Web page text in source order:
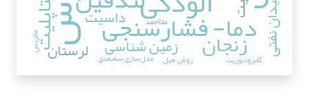
دما- فشارسنجی
متاپلیت زنجان میدان نفتی زمین شناسی
داسیت
لرستان مدل‌سازی سه‌بعدی گابرودیوریت
ماتریس
ملا‌احمد
روش هیل